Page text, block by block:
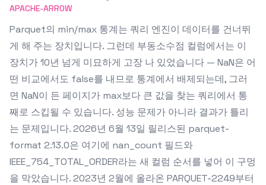
APACHE-ARROW
Parquet의 min/max 통계는 쿼리 엔진이 데이터를 건너뛰
게 해 주는 장치입니다. 그런데 부동소수점 컬럼에서는 이
장치가 10년 넘게 미묘하게 고장 나 있었습니다 — NaN은 어
떤 비교에서도 false를 내므로 통계에서 배제되는데, 그러
면 NaN이 든 페이지가 max보다 큰 값을 찾는 쿼리에서 통
째로 스킵될 수 있습니다. 성능 문제가 아니라 결과가 틀리
는 문제입니다. 2026년 6월 13일 릴리스된 parquet-
format 2.13.0은 여기에 nan_count 필드와
IEEE_754_TOTAL_ORDER라는 새 컬럼 순서를 넣어 이 구멍
을 막았습니다. 2023년 2월에 올라온 PARQUET-2249부터